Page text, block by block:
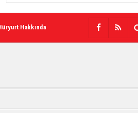
Hakkında